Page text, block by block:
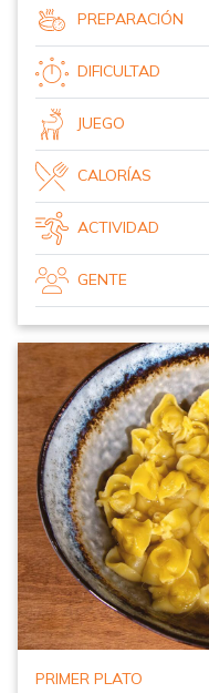
PREPARACIÓN
DIFICULTAD
JUEGO
CALORÍAS
ACTIVIDAD
GENTE
PRIMER PLATO